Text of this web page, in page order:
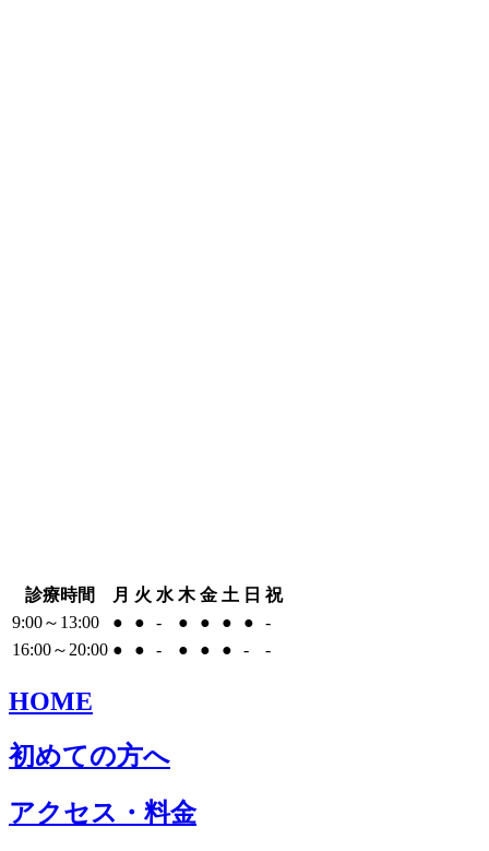
診療時間 月 火 水 木 金 土 日 祝
9:00～13:00
● ● - ● ● ● ●
-
16:00～20:00 ● ● - ● ● ● - -
HOME
初めての方へ
アクセス・料金